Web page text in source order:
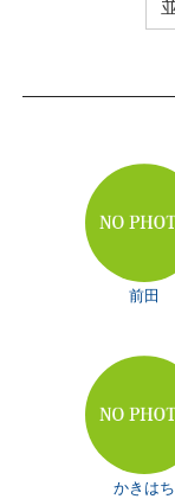
前田
かきはち